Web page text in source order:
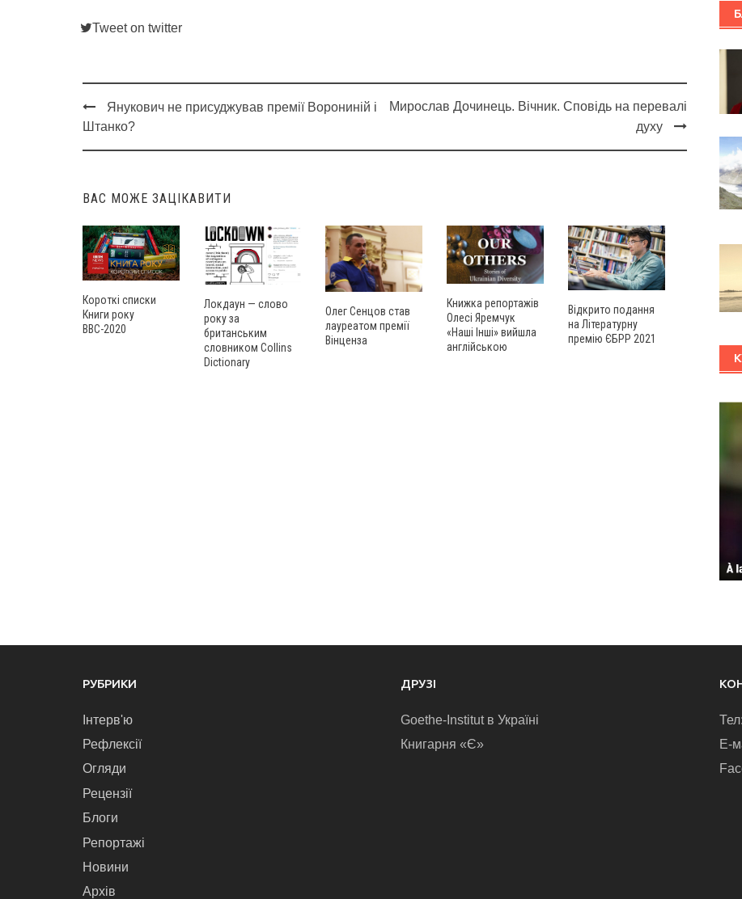
Tweet on twitter
Post
navigation
Янукович не присуджував премії Ворониній і
Штанко?
Мирослав Дочинець. Вічник. Сповідь на перевалі
духу
ВАС МОЖЕ ЗАЦІКАВИТИ
Короткі списки
Книги року
ВВС-2020
Локдаун — слово
року за
британським
словником Collins
Dictionary
Олег Сенцов став
лауреатом премії
Вінценза
Книжка репортажів
Олесі Яремчук
«Наші Інші» вийшла
англійською
Відкрито подання
на Літературну
премію ЄБРР 2021
РУБРИКИ
Інтерв'ю
Рефлексії
Огляди
Рецензії
Блоги
Репортажі
Новини
Архів
ДРУЗІ
Goethe-Institut в Україні
Книгарня «Є»
E-